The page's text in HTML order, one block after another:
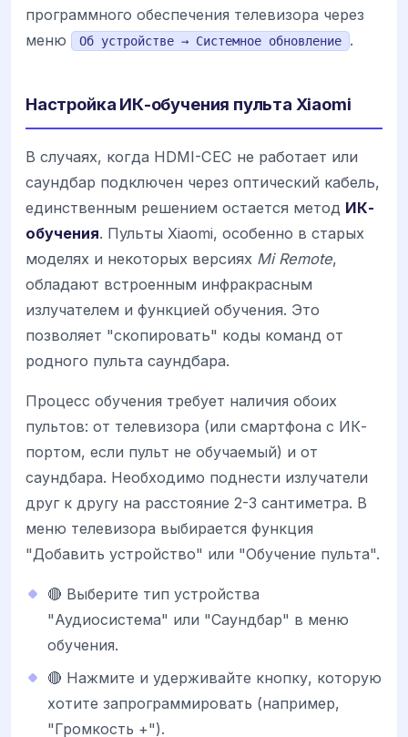
программного обеспечения телевизора через
меню
Об устройстве → Системное обновление .
Настройка ИК-обучения пульта Xiaomi
В случаях, когда HDMI-CEC не работает или
саундбар подключен через оптический кабель,
единственным решением остается метод ИК-
обучения. Пульты Xiaomi, особенно в старых
моделях и некоторых версиях Mi Remote,
обладают встроенным инфракрасным
излучателем и функцией обучения. Это
позволяет "скопировать" коды команд от
родного пульта саундбара.
Процесс обучения требует наличия обоих
пультов: от телевизора (или смартфона с ИК-
портом, если пульт не обучаемый) и от
саундбара. Необходимо поднести излучатели
друг к другу на расстояние 2-3 сантиметра. В
меню телевизора выбирается функция
"Добавить устройство" или "Обучение пульта".
🔴 Выберите тип устройства
"Аудиосистема" или "Саундбар" в меню
обучения.
🔴 Нажмите и удерживайте кнопку, которую
хотите запрограммировать (например,
"Громкость +").